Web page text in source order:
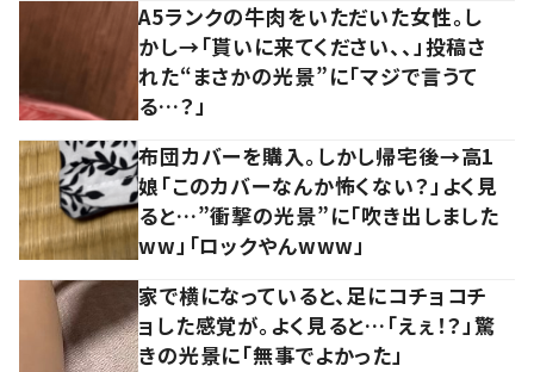
A5ランクの牛肉をいただいた女性。し
かし→「貰いに来てください、、」投稿さ
れた“まさかの光景”に「マジで言うて
る…？」
布団カバーを購入。しかし帰宅後→高1
娘「このカバーなんか怖くない？」よく見
ると…”衝撃の光景”に「吹き出しました
ww」「ロックやんwww」
家で横になっていると、足にコチョコチ
ョした感覚が。よく見ると…「えぇ！？」驚
きの光景に「無事でよかった」